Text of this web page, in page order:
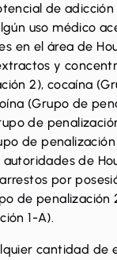
de adicción
uso médico
en el área de
y
2), cocaína
(Grupo de
de
de penalización
autoridades de
por
de penalización
1-A).
cantidad de